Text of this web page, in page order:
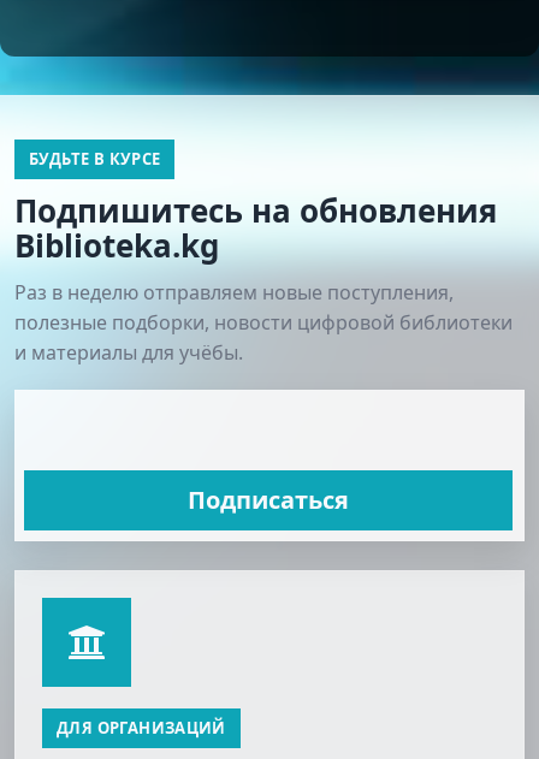
БУДЬТЕ В КУРСЕ
Подпишитесь на обновления
Biblioteka.kg
Раз в неделю отправляем новые поступления,
полезные подборки, новости цифровой библиотеки
и материалы для учёбы.
Подписаться
ДЛЯ ОРГАНИЗАЦИЙ